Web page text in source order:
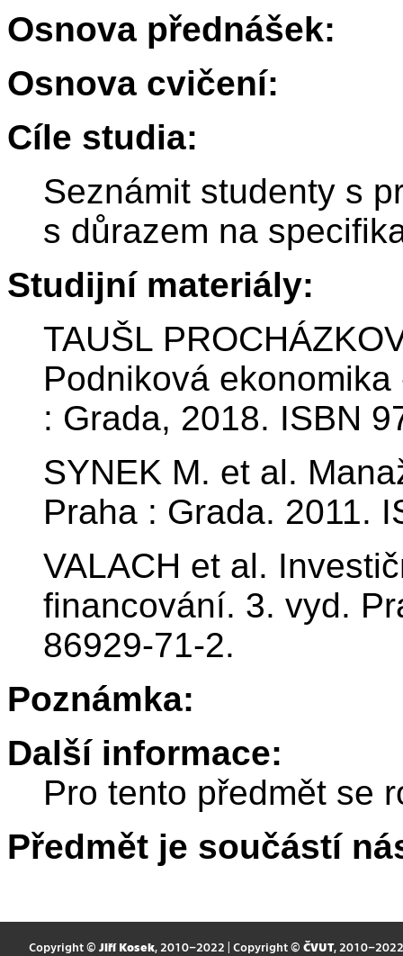
Osnova přednášek:
Osnova cvičení:
Cíle studia:
Seznámit studenty s
s důrazem na
Studijní materiály:
TAUŠL
Podniková
: Grada, 2018. ISBN
SYNEK M. et al.
Praha : Grada. 2011.
VALACH et al.
financování. 3. vyd.
86929-71-2.
Poznámka:
Další informace:
Pro tento předmět se
Předmět je součástí
Copyright © Jiří Kosek, 2010–2022 | Copyright © ČVUT, 2010–2022